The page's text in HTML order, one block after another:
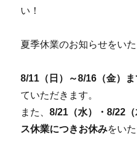
い！
夏季休業のお知らせをいた
8/11（日）～8/16（金）
ていただきます。
また、8/21（水）・8/22
ス休業につきお休みをい